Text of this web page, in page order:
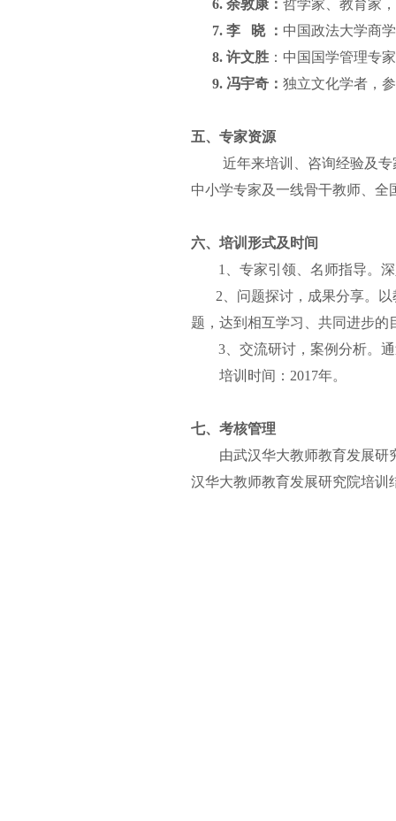
6. 余敦康： 哲学家、教育家
7. 李 晓 ： 中国政法大学商
8. 许文胜 ：中国国学管理专
9. 冯宇奇： 独立文化学者，
五、专家资源
近年来培训、咨询经验及
中小学专家及一线骨干教师、
六、培训形式及时间
1、专家引领、名师指导。
2、问题探讨，成果分享。
题，达到相互学习、共同进步的
3、交流研讨，案例分析。
培训时间： 2017年。
七、考核管理
由武汉华大教师教育发展研
汉华大教师教育发展研究院培训